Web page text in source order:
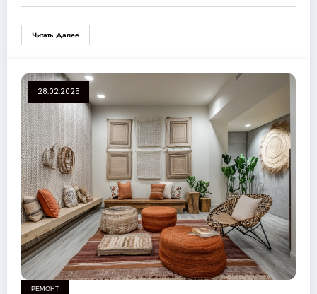
Читать Далее
28.02.2025
РЕМОНТ